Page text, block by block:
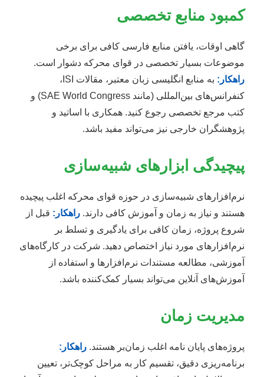
کمبود منابع تخصصی
گاهی اوقات، یافتن منابع فارسی کافی برای برخی
موضوعات بسیار تخصصی در قوای محرکه دشوار است.
راهکار:
به منابع انگلیسی زبان معتبر، مقالات ISI،
کنفرانس‌های بین‌المللی (مانند SAE World Congress) و
کتب مرجع تخصصی رجوع کنید. همکاری با اساتید و
پژوهشگران خارجی نیز می‌تواند مفید باشد.
پیچیدگی ابزارهای شبیه‌سازی
نرم‌افزارهای شبیه‌سازی در حوزه قوای محرکه اغلب پیچیده
هستند و نیاز به زمان و آموزش کافی دارند. راهکار: قبل از
شروع پروژه، زمان کافی برای یادگیری و تسلط بر
نرم‌افزارهای مورد نیاز اختصاص دهید. شرکت در کارگاه‌های
آموزشی، مطالعه مستندات نرم‌افزارها و استفاده از
آموزش‌های آنلاین می‌تواند بسیار کمک‌کننده باشد.
مدیریت زمان
پروژه‌های پایان نامه اغلب زمان‌بر هستند. راهکار:
برنامه‌ریزی دقیق، تقسیم کار به مراحل کوچک‌تر، تعیین